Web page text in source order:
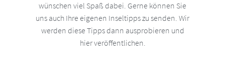
wünschen viel Spaß dabei. Gerne können Sie
uns auch Ihre eigenen Inseltipps zu senden. Wir
werden diese Tipps dann ausprobieren und
hier veröffentlichen.